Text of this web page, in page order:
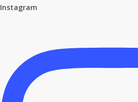
pentru
Instagram